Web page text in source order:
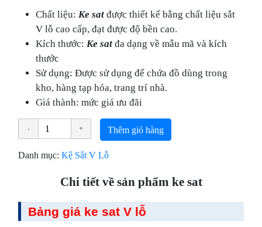
Chất liệu: Ke sat được thiết kế bằng chất liệu sắt
V lỗ cao cấp, đạt được độ bền cao.
Kích thước: Ke sat đa dạng về mẫu mã và kích
thước
Sử dụng: Được sử dụng để chứa đồ dùng trong
kho, hàng tạp hóa, trang trí nhà.
Giá thành: mức giá ưu đãi
Thêm giỏ hàng
Danh mục:Kệ Sắt V Lỗ
Chi tiết về sản phẩm ke sat
Bảng giá ke sat V lỗ